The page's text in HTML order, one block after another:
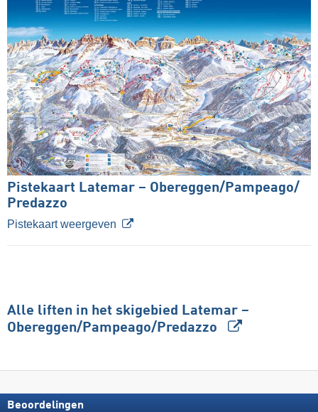
Pistekaart Latemar – Obereggen/​Pampeago/​
Predazzo
Pistekaart weergeven
Alle liften in het skigebied Latemar –
Obereggen/​Pampeago/​Predazzo
Beoordelingen